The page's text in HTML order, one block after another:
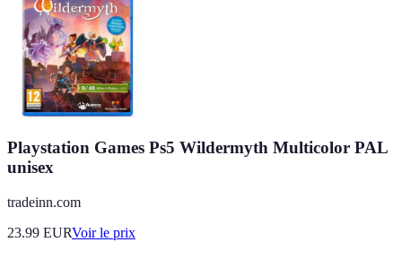
Playstation Games Ps5 Wildermyth Multicolor PAL
unisex
tradeinn.com
23.99 EURVoir le prix